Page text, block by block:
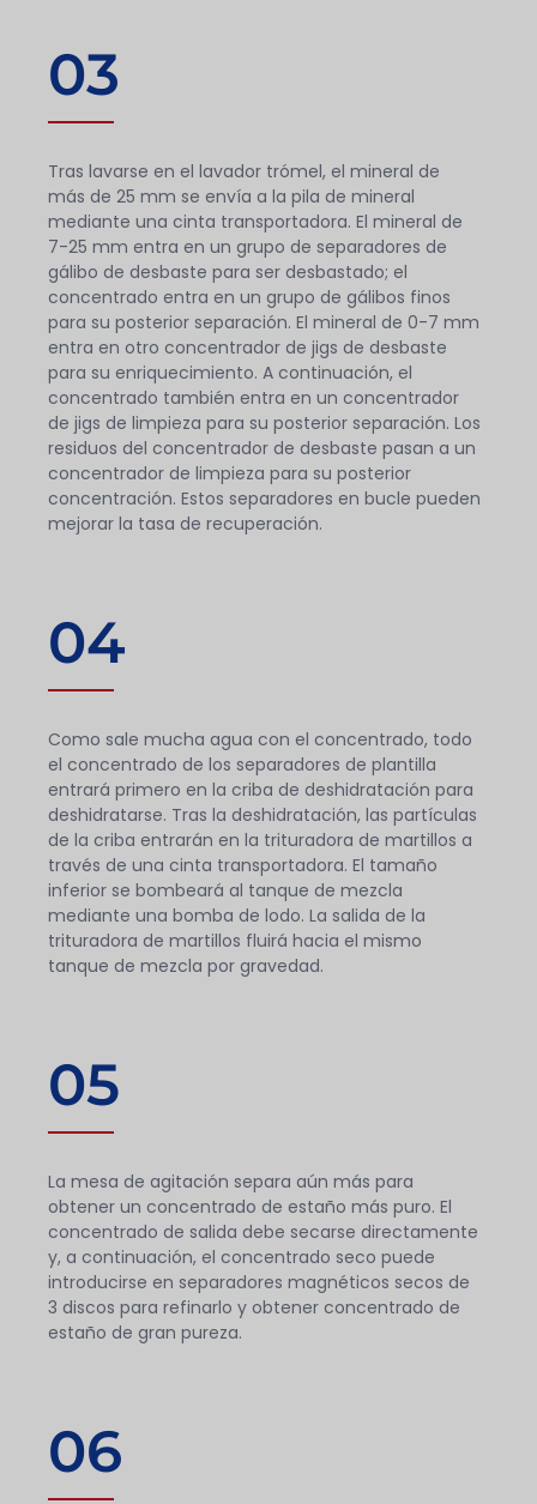
03
Tras lavarse en el lavador trómel, el mineral de
más de 25 mm se envía a la pila de mineral
mediante una cinta transportadora. El mineral de
7-25 mm entra en un grupo de separadores de
gálibo de desbaste para ser desbastado; el
concentrado entra en un grupo de gálibos finos
para su posterior separación. El mineral de 0-7 mm
entra en otro concentrador de jigs de desbaste
para su enriquecimiento. A continuación, el
concentrado también entra en un concentrador
de jigs de limpieza para su posterior separación. Los
residuos del concentrador de desbaste pasan a un
concentrador de limpieza para su posterior
concentración. Estos separadores en bucle pueden
mejorar la tasa de recuperación.
04
Como sale mucha agua con el concentrado, todo
el concentrado de los separadores de plantilla
entrará primero en la criba de deshidratación para
deshidratarse. Tras la deshidratación, las partículas
de la criba entrarán en la trituradora de martillos a
través de una cinta transportadora. El tamaño
inferior se bombeará al tanque de mezcla
mediante una bomba de lodo. La salida de la
trituradora de martillos fluirá hacia el mismo
tanque de mezcla por gravedad.
05
La mesa de agitación separa aún más para
obtener un concentrado de estaño más puro. El
concentrado de salida debe secarse directamente
y, a continuación, el concentrado seco puede
introducirse en separadores magnéticos secos de
3 discos para refinarlo y obtener concentrado de
estaño de gran pureza.
06